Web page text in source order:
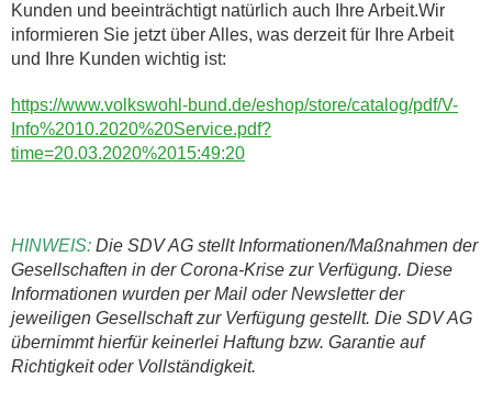
Kunden und beeinträchtigt natürlich auch Ihre Arbeit.Wir
informieren Sie jetzt über Alles, was derzeit für Ihre Arbeit
und Ihre Kunden wichtig ist:
https://www.volkswohl-bund.de/eshop/store/catalog/pdf/V-
Info%2010.2020%20Service.pdf?
time=20.03.2020%2015:49:20
HINWEIS: Die SDV AG stellt Informationen/Maßnahmen der
Gesellschaften in der Corona-Krise zur Verfügung. Diese
Informationen wurden per Mail oder Newsletter der
jeweiligen Gesellschaft zur Verfügung gestellt. Die SDV AG
übernimmt hierfür keinerlei Haftung bzw. Garantie auf
Richtigkeit oder Vollständigkeit.